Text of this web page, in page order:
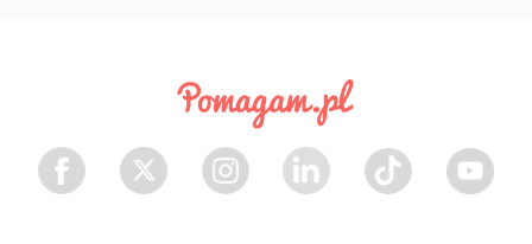
Facebook Twitter Instagram LinkedIn TikTok Youtube